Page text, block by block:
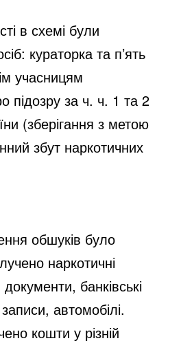
в схемі були
кураторка та п’ять
учасницям
підозру за ч. ч. 1 та 2
(зберігання з метою
збут наркотичних
обшуків було
наркотичні
банківські
автомобілі.
кошти у різній